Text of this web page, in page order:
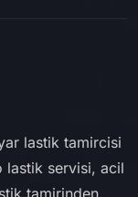
lastik tamircisi
lastik servisi, acil
tamirinden,